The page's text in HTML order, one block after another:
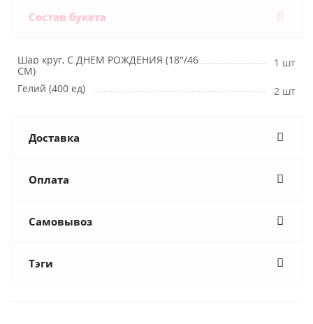
Состав букета
Шар круг, С ДНЕМ РОЖДЕНИЯ (18''/46
СМ)
1 шт
Гелий (400 ед)
2 шт
Доставка
Оплата
Самовывоз
Тэги